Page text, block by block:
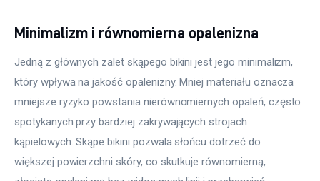
Minimalizm i równomierna opalenizna
Jedną z głównych zalet skąpego bikini jest jego minimalizm,
który wpływa na jakość opalenizny. Mniej materiału oznacza
mniejsze ryzyko powstania nierównomiernych opaleń, często
spotykanych przy bardziej zakrywających strojach
kąpielowych. Skąpe bikini pozwala słońcu dotrzeć do
większej powierzchni skóry, co skutkuje równomierną,